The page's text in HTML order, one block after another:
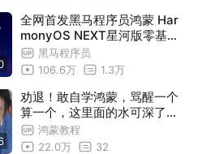
全网首发黑马程序员鸿蒙 Har
monyOS NEXT星河版零基础
入门到实战，零基础也能快速
入门鸿蒙开发教程
黑马程序员
106.6万
1.3万
劝退！敢自学鸿蒙，骂醒一个
算一个，这里面的水可深了，
程序员都不愿意说的秘密！（
鸿蒙应用开发/鸿蒙OS教程/鸿
鸿蒙教程
22.0万
32